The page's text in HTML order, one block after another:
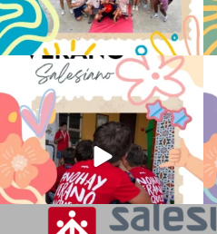
No hay verano sin que sea Salesiano ❤️
💫 en Luz 4
...
0